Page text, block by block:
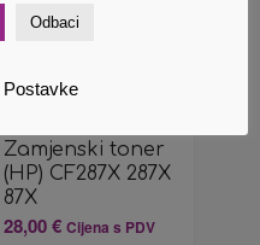
Zamjenski toner
(HP) CF287X 287X
87X
28,00€ Cijena s PDV
Odbaci
Postavke